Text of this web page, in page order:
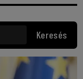
Keresés